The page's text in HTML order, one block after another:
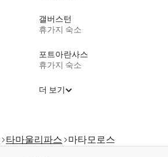
갤버스턴
휴가지 숙소
포트아란사스
휴가지 숙소
더 보기
타마울리파스 마타모로스